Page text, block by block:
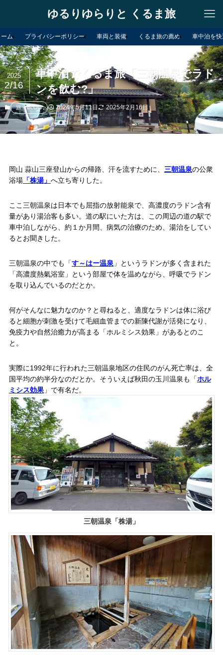
ゆるりゆらりと くるま旅
ム プライバシーポリシー 車両と装備 くるま旅の薦め 車中泊を
車中泊でくるま旅「三朝温泉でラド
ンを飲む?」
2025
2/16
旅・BLOG 2024年5月11日 2025年2月16日
岡山 蒜山三座登山からの帰路、汗を流すために、 三朝温泉の公衆
浴場「株湯」 へ立ち寄りした。
ここ三朝温泉は日本でも屈指の放射能泉で、高濃度のラドン含有
量があり湯治客も多い。道の駅にいた方は、この周辺の道の駅で
車中泊しながら、約１か月間、病気の治療のため、湯治をしてい
るとお聞きした。
三朝温泉の中でも「す～はー温泉 」というラドンが多く含まれた
「高濃度熱氣浴室」という部屋で体を温めながら、呼吸でラドン
を取り込んでいるのだとか。
何がそんなに魅力なのか？と尋ねると、適度なラドンは体に浴び
ると細胞が刺激を受けて毛細血管までの新陳代謝が活発になり、
免疫力や自然治癒力が高まる「ホルミシス効果」があるとのこ
と。
実際に1992年に行われた三朝温泉地区の住民のがん死亡率は、全
国平均の約半分なのだとか。そういえば秋田の玉川温泉も「ホル
ミシス効果」で有名だ。
三朝温泉「株湯」